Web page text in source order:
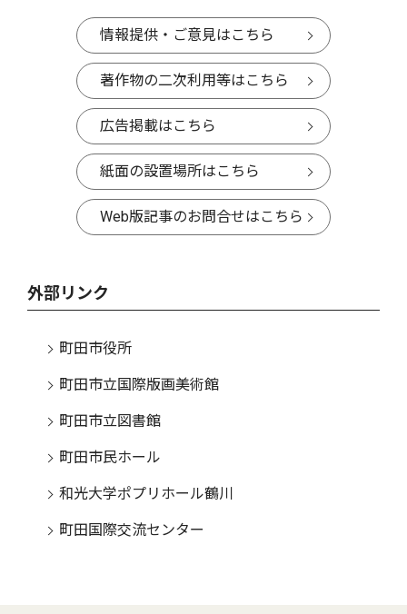
情報提供・ご意見はこちら
著作物の二次利用等はこちら
広告掲載はこちら
紙面の設置場所はこちら
Web版記事のお問合せはこちら
外部リンク
町田市役所
町田市立国際版画美術館
町田市立図書館
町田市民ホール
和光大学ポプリホール鶴川
町田国際交流センター